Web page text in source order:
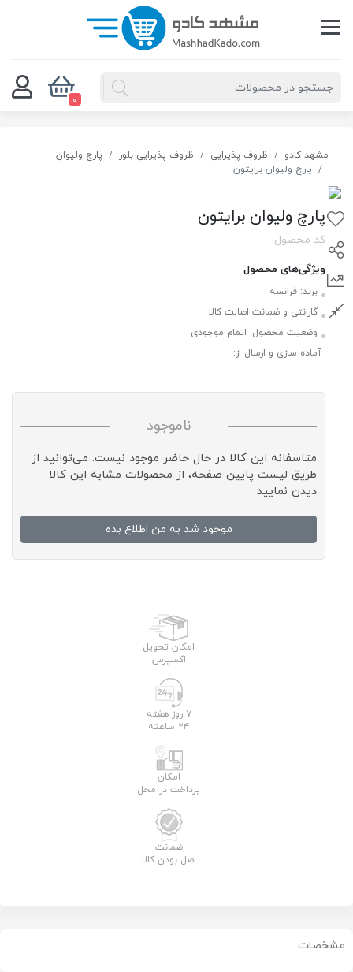
0
مشهد کادو ظروف پذیرایی ظروف پذیرایی بلور
پارچ ولیوان
پارچ ولیوان برایتون
پارچ ولیوان برایتون
کد محصول:
ویژگی‌های محصول
برند: فرانسه
گارانتی و ضمانت اصالت کالا
وضعیت محصول: اتمام موجودی
آماده سازی و ارسال از:
ناموجود
متاسفانه این کالا در حال حاضر موجود نیست. می‌توانید از
طریق لیست پایین صفحه، از محصولات مشابه این کالا
دیدن نمایید
موجود شد به من اطلاع بده
امکان تحویل
اکسپرس
۷ روز هفته
۲۴ ساعته
امکان
پرداخت در محل
ضمانت
اصل بودن کالا
مشخصات